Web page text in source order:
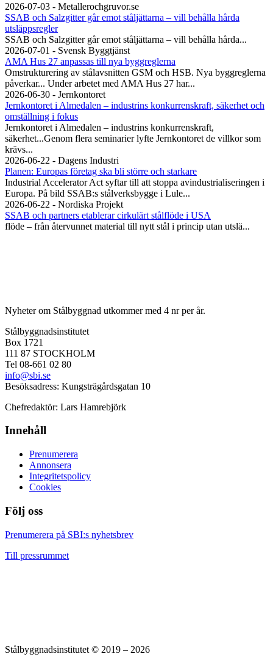
2026-07-03 - Metallerochgruvor.se
SSAB och Salzgitter går emot ståljättarna – vill behålla hårda
utsläppsregler
SSAB och Salzgitter går emot ståljättarna – vill behålla hårda...
2026-07-01 - Svensk Byggtjänst
AMA Hus 27 anpassas till nya byggreglerna
Omstrukturering av stålavsnitten GSM och HSB. Nya byggreglerna
påverkar... Under arbetet med AMA Hus 27 har...
2026-06-30 - Jernkontoret
Jernkontoret i Almedalen – industrins konkurrenskraft, säkerhet och
omställning i fokus
Jernkontoret i Almedalen – industrins konkurrenskraft,
säkerhet...Genom flera seminarier lyfte Jernkontoret de villkor som
krävs...
2026-06-22 - Dagens Industri
Planen: Europas företag ska bli större och starkare
Industrial Accelerator Act syftar till att stoppa avindustrialiseringen i
Europa. På bild SSAB:s stålverksbygge i Lule...
2026-06-22 - Nordiska Projekt
SSAB och partners etablerar cirkulärt stålflöde i USA
flöde – från återvunnet material till nytt stål i princip utan utslä...
Nyheter om Stålbyggnad utkommer med 4 nr per år.
Stålbyggnadsinstitutet
Box 1721
111 87 STOCKHOLM
Tel 08-661 02 80
info@sbi.se
Besöksadress: Kungsträgårdsgatan 10
Chefredaktör: Lars Hamrebjörk
Innehåll
Prenumerera
Annonsera
Integritetspolicy
Cookies
Följ oss
Facebook
LinkedIn
YouTube
Prenumerera på SBI:s nyhetsbrev
Till pressrummet
Stålbyggnadsinstitutet © 2019 – 2026